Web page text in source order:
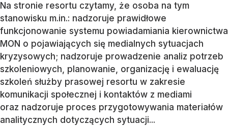
Na stronie resortu czytamy, że osoba na tym
stanowisku m.in.: nadzoruje prawidłowe
funkcjonowanie systemu powiadamiania kierownictwa
MON o pojawiających się medialnych sytuacjach
kryzysowych; nadzoruje prowadzenie analiz potrzeb
szkoleniowych, planowanie, organizację i ewaluację
szkoleń służby prasowej resortu w zakresie
komunikacji społecznej i kontaktów z mediami
oraz nadzoruje proces przygotowywania materiałów
analitycznych dotyczących sytuacji...